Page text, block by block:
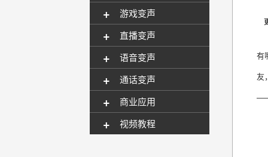
游戏变声
+
直播变声
+
语音变声
+
通话变声
+
商业应用
+
视频教程
+
有
友